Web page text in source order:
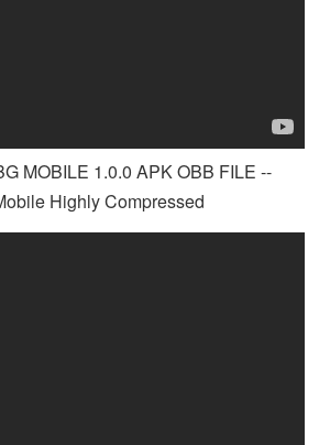
MOBILE 1.0.0 APK OBB FILE --
Highly Compressed